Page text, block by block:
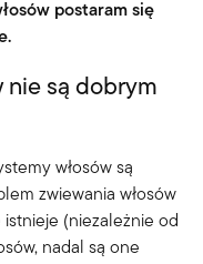
postaram się
nie są dobrym
włosów są
zwiewania włosów
(niezależnie od
nadal są one